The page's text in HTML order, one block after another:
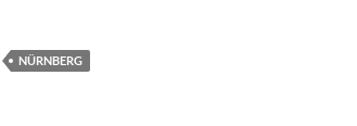
NÜRNBERG